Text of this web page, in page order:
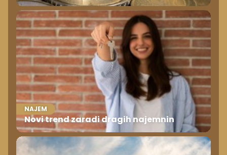
NAJEM
Novi trend zaradi dragih najemnin